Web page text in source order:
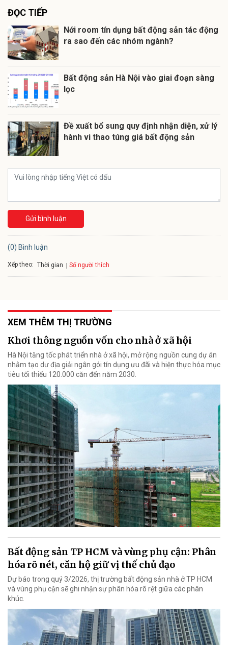
ĐỌC TIẾP
Nới room tín dụng bất động sản tác động
ra sao đến các nhóm ngành?
Bất động sản Hà Nội vào giai đoạn sàng
lọc
Đề xuất bổ sung quy định nhận diện, xử lý
hành vi thao túng giá bất động sản
Gửi bình luận
(0) Bình luận
Xếp theo: Thời gian Số người thích
XEM THÊM THỊ TRƯỜNG
Khơi thông nguồn vốn cho nhà ở xã hội
Hà Nội tăng tốc phát triển nhà ở xã hội, mở rộng nguồn cung dự án
nhằm tạo dư địa giải ngân gói tín dụng ưu đãi và hiện thực hóa mục
tiêu tối thiểu 120.000 căn đến năm 2030.
Bất động sản TP HCM và vùng phụ cận: Phân
hóa rõ nét, căn hộ giữ vị thế chủ đạo
Dự báo trong quý 3/2026, thị trường bất động sản nhà ở TP HCM
và vùng phụ cận sẽ ghi nhận sự phân hóa rõ rệt giữa các phân
khúc.